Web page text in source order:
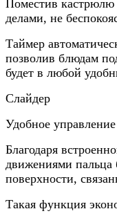
Поместив
делами, не
Таймер
позволив блюдам
будет в любой
Слайдер
Удобное
Благодаря
движениями пальца
поверхности,
Такая функция